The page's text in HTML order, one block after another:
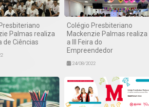
Palmas realiza
de Ciências
Colégio Presbiteriano
Mackenzie Palmas realiza
a III Feira do
Empreendedor
24/08/2022